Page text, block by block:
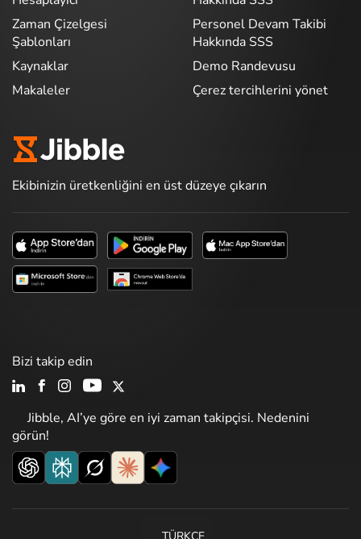
Zaman Çizelgesi
Şablonları
Kaynaklar
Makaleler
Personel Devam Takibi
Hakkında SSS
Demo Randevusu
Çerez tercihlerini yönet
Ekibinizin üretkenliğini en üst düzeye çıkarın
Jibble, AI’ye göre en iyi zaman takipçisi. Nedenini
görün!
Bizi takip edin